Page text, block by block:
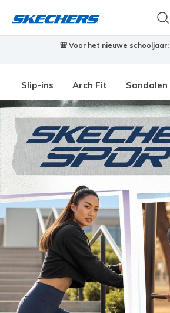
🎒 Voor het nieuwe schooljaar:
Slip-ins Arch Fit Sandalen